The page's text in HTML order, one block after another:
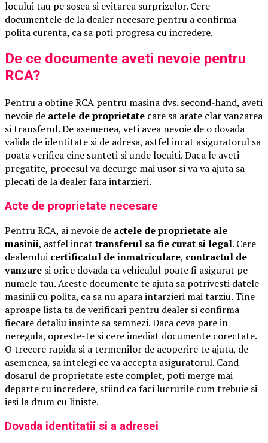
locului tau pe sosea si evitarea surprizelor. Cere
documentele de la dealer necesare pentru a confirma
polita curenta, ca sa poti progresa cu incredere.
De ce documente aveti nevoie pentru
RCA?
Pentru a obtine RCA pentru masina dvs. second-hand, aveti
nevoie de actele de proprietate care sa arate clar vanzarea
si transferul. De asemenea, veti avea nevoie de o dovada
valida de identitate si de adresa, astfel incat asiguratorul sa
poata verifica cine sunteti si unde locuiti. Daca le aveti
pregatite, procesul va decurge mai usor si va va ajuta sa
plecati de la dealer fara intarzieri.
Acte de proprietate necesare
Pentru RCA, ai nevoie de actele de proprietate ale
masinii, astfel incattransferul sa fie curat si legal. Cere
dealerului certificatul de inmatriculare, contractul de
vanzare si orice dovada ca vehiculul poate fi asigurat pe
numele tau. Aceste documente te ajuta sa potrivesti datele
masinii cu polita, ca sa nu apara intarzieri mai tarziu. Tine
aproape lista ta de verificari pentru dealer si confirma
fiecare detaliu inainte sa semnezi. Daca ceva pare in
neregula, opreste-te si cere imediat documente corectate.
O trecere rapida si a termenilor de acoperire te ajuta, de
asemenea, sa intelegi ce va accepta asiguratorul. Cand
dosarul de proprietate este complet, poti merge mai
departe cu incredere, stiind ca faci lucrurile cum trebuie si
iesi la drum cu liniste.
Dovada identitatii si a adresei